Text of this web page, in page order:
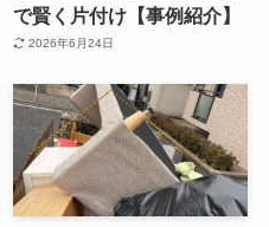
で賢く片付け【事例紹介】
2026年6月24日